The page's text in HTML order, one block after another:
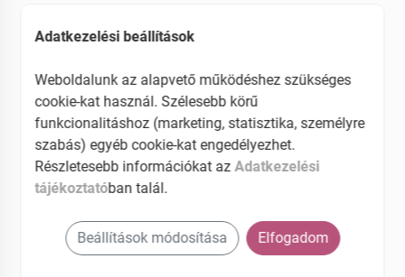
Feltölti és mélyen táplálja a száraz, töredezett
Táplálják és regenerálják a hajszerkezet
EAN: 4744183011946
Adatkezelési beállítások
Weboldalunk az alapvető működéshez szükséges
cookie-kat használ. Szélesebb körű
funkcionalitáshoz (marketing, statisztika, személyre
szabás) egyéb cookie-kat engedélyezhet.
Részletesebb információkat azAdatkezelési
tájékoztatóban talál.
Beállítások módosítása Elfogadom